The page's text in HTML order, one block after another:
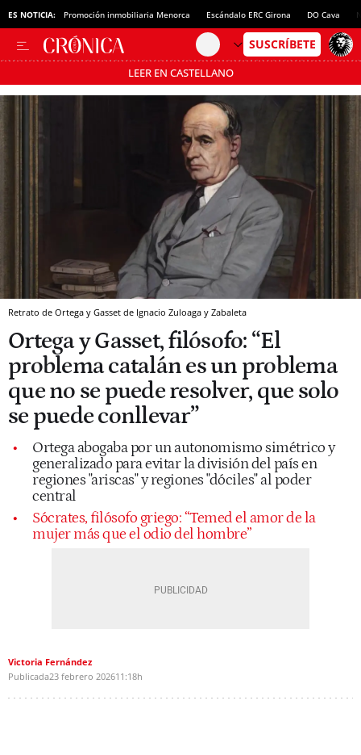
ES NOTICIA: Promoción inmobiliaria Menorca Escándalo ERC Girona DO Cava
LEER EN CASTELLANO
Pásate al MODO AHORRO
Retrato de Ortega y Gasset de Ignacio Zuloaga y Zabaleta
Ortega y Gasset, filósofo: “El
problema catalán es un problema
que no se puede resolver, que solo
se puede conllevar”
Ortega abogaba por un autonomismo simétrico y
generalizado para evitar la división del país en
regiones "ariscas" y regiones "dóciles" al poder
central
Sócrates, filósofo griego: “Temed el amor de la
mujer más que el odio del hombre”
Victoria Fernández
Publicada23 febrero 202611:18h